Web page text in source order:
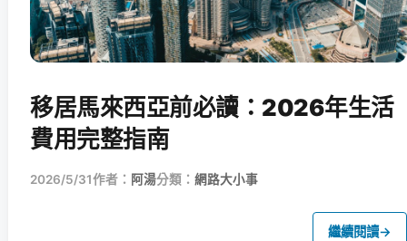
移居馬來西亞前必讀：2026年生活
費用完整指南
2026/5/31作者： 阿湯分類： 網路大小事
繼續閱讀→